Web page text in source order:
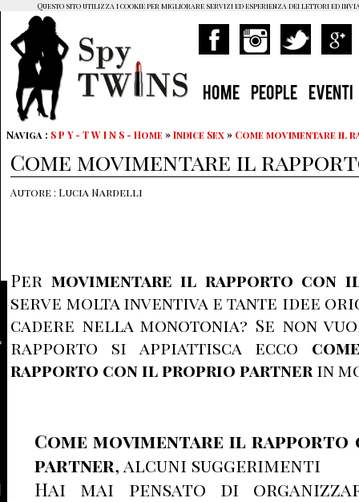
HOME PEOPLE EVENTI
Naviga : S P Y - T W I N S - Home »Indice Sex » Come movimentare il
Come movimentare il
Autore : Lucia Nardelli
Per movimentare il rapporto con
serve molta inventiva e tante idee
cadere nella monotonia? Se non
rapporto si appiattisca ecco
rapporto con il proprio partner in
Come movimentare il
partner, alcuni suggerimenti
Hai mai pensato di
Questo sito utilizza i cookie per migliorare servizi ed esperienza dei lettori ed